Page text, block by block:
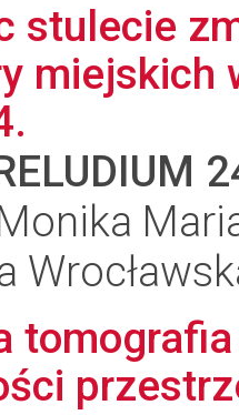
stulecie
miejskich